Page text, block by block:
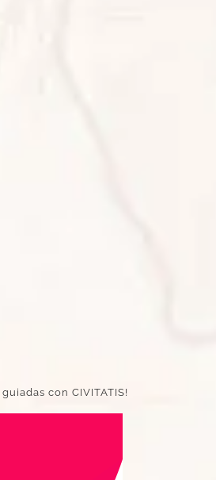
con CIVITATIS!